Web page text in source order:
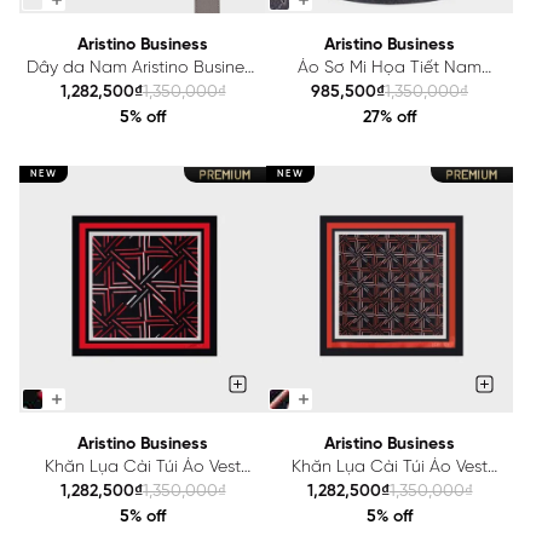
Aristino Business
Dây da Nam Aristino Business
1LE0030Z
1,282,500₫1,350,000₫
5% off
Aristino Business
Áo Sơ Mi Họa Tiết Nam
Aristino Business 1LS1140Z
985,500₫1,350,000₫
27% off
NEW
Aristino Business
Khăn Lụa Cài Túi Áo Vest
Nam Aristino Business
1K2007S0H4
1,282,500₫1,350,000₫
5% off
NEW
Aristino Business
Khăn Lụa Cài Túi Áo Vest
Nam Aristino Business
1K2008S0H4
1,282,500₫1,350,000₫
5% off